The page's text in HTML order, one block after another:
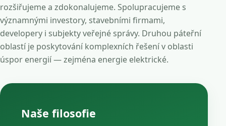
rozšiřujeme a zdokonalujeme. Spolupracujeme s
významnými investory, stavebními firmami,
developery i subjekty veřejné správy. Druhou páteřní
oblastí je poskytování komplexních řešení v oblasti
úspor energií — zejména energie elektrické.
Naše filosofie